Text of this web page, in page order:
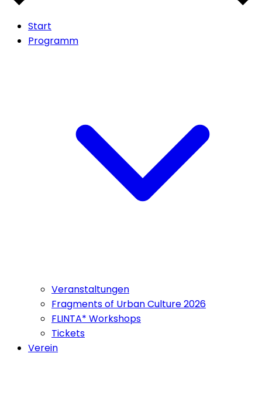
Start
Programm
Veranstaltungen
Fragments of Urban Culture 2026
FLINTA* Workshops
Tickets
Verein